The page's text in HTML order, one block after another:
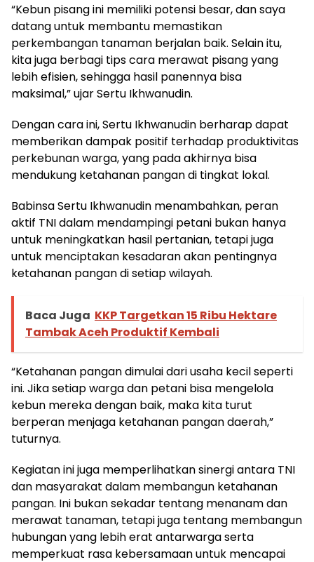
“Kebun pisang ini memiliki potensi besar, dan saya
datang untuk membantu memastikan
perkembangan tanaman berjalan baik. Selain itu,
kita juga berbagi tips cara merawat pisang yang
lebih efisien, sehingga hasil panennya bisa
maksimal,” ujar Sertu Ikhwanudin.
Dengan cara ini, Sertu Ikhwanudin berharap dapat
memberikan dampak positif terhadap produktivitas
perkebunan warga, yang pada akhirnya bisa
mendukung ketahanan pangan di tingkat lokal.
Babinsa Sertu Ikhwanudin menambahkan, peran
aktif TNI dalam mendampingi petani bukan hanya
untuk meningkatkan hasil pertanian, tetapi juga
untuk menciptakan kesadaran akan pentingnya
ketahanan pangan di setiap wilayah.
Baca Juga KKP Targetkan 15 Ribu Hektare
Tambak Aceh Produktif Kembali
“Ketahanan pangan dimulai dari usaha kecil seperti
ini. Jika setiap warga dan petani bisa mengelola
kebun mereka dengan baik, maka kita turut
berperan menjaga ketahanan pangan daerah,”
tuturnya.
Kegiatan ini juga memperlihatkan sinergi antara TNI
dan masyarakat dalam membangun ketahanan
pangan. Ini bukan sekadar tentang menanam dan
merawat tanaman, tetapi juga tentang membangun
hubungan yang lebih erat antarwarga serta
memperkuat rasa kebersamaan untuk mencapai